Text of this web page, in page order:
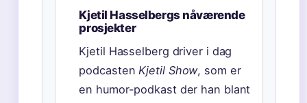
Kjetil Hasselbergs nåværende
prosjekter
Kjetil Hasselberg driver i dag
podcastenKjetil Show, som er
en humor-podkast der han blant